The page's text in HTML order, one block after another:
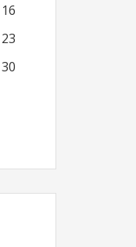
16
23
30